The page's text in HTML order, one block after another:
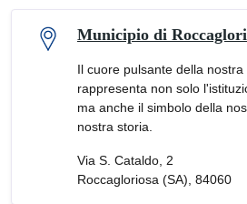
Municipio di
Il cuore pulsante della
rappresenta non solo
ma anche il simbolo della
nostra storia.
Via S. Cataldo, 2
Roccagloriosa (SA), 84060